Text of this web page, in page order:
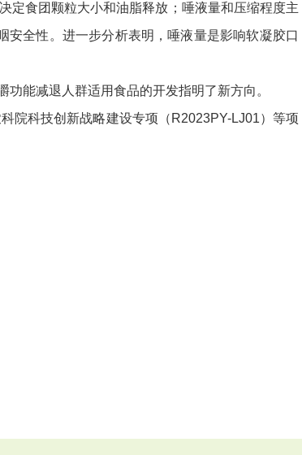
定食团颗粒大小和油脂释放；唾液量和压缩程度主
全性。进一步分析表明，唾液量是影响软凝胶口
能减退人群适用食品的开发指明了新方向。
科技创新战略建设专项（R2023PY-LJ01）等项